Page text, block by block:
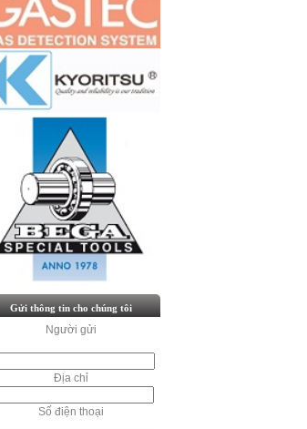
Gửi thông tin cho chúng tôi
Người gửi
Địa chỉ
Số điện thoại